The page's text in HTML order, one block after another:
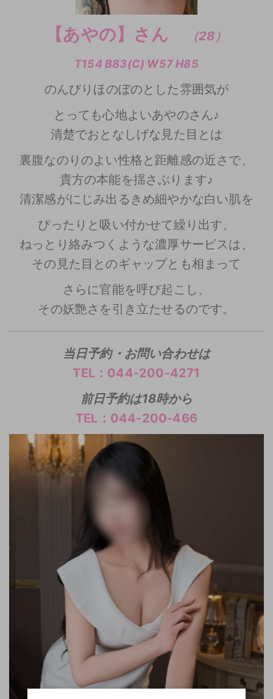
【あやの】さん （28）
T154 B83(C) W57 H85
のんびりほのぼのとした雰囲気が
とっても心地よいあやのさん♪
清楚でおとなしげな見た目とは
裏腹なのりのよい性格と距離感の近さで、
貴方の本能を揺さぶります♪
清潔感がにじみ出るきめ細やかな白い肌を
ぴったりと吸い付かせて繰り出す、
ねっとり絡みつくような濃厚サービスは、
その見た目とのギャップとも相まって
さらに官能を呼び起こし、
その妖艶さを引き立たせるのです。
当日予約・お問い合わせは
TEL：044-200-4271
前日予約は18時から
TEL：044-200-466